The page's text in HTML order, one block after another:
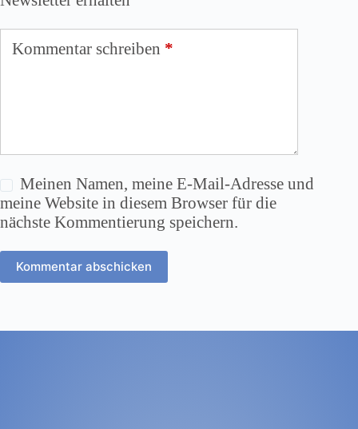
Kommentar schreiben *
Meinen Namen, meine E-Mail-Adresse und
meine Website in diesem Browser für die
nächste Kommentierung speichern.
Kommentar abschicken